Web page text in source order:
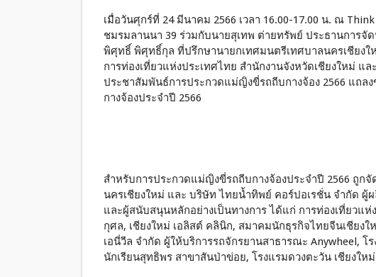
เมื่อวันศุกร์ที่ 24 มีนาคม 2566 เวลา 16.00-17.00 น. ณ
ชมรมลานนา 39 ร่วมกับนายสุเทพ ต่ายทรัพย์ ประธานการจั
พิศุทธิ์ พิศุทธิ์กุล ที่ปรึกษานายกเทศมนตรีเทศบาลนครเชียง
การท่องเที่ยวแห่งประเทศไทย สำนักงานจังหวัดเชียงใหม่ แล
ประชาสัมพันธ์การประกวดแม่ญิงขี่รถถีบกางจ้อง 2566 แถล
กางจ้องประจำปี 2566
สำหรับการประกวดแม่ญิงขี่รถถีบกางจ้องประจำปี 2566 ถูก
นครเชียงใหม่ และ บริษัท ไทยน้ำทิพย์ คอร์ปอเรชั่น จำกัด ผู้
และผู้สนับสนุนหลักอย่างเป็นทางการ ได้แก่ การท่องเที่ยวแ
กุศล, เชียงใหม่ เอลิสต์ คลินิก, สมาคมนักธุรกิจไทยจีนเชียงใ
เอนี่วีล จำกัด ผู้ให้บริการรถจักรยานสาธารณะ Anywheel,
นักเรียนสุทธิพร สาขาสันป่าข่อย, โรงแรมดวงตะวัน เชียงใ